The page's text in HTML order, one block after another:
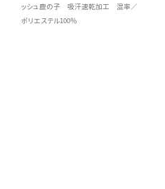
ッシュ鹿の子 吸汗速乾加工 混率／
ポリエステル100％